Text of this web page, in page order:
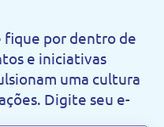
fique por dentro de
e iniciativas
uma cultura
Digite seu e-